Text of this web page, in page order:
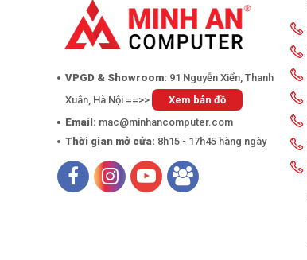
VPGD & Showroom: 91 Nguyễn Xiển, Thanh
Xuân, Hà Nội ==>>
Xem bản đồ
Email: mac@minhancomputer.com
Thời gian mở cửa: 8h15 - 17h45 hàng ngày